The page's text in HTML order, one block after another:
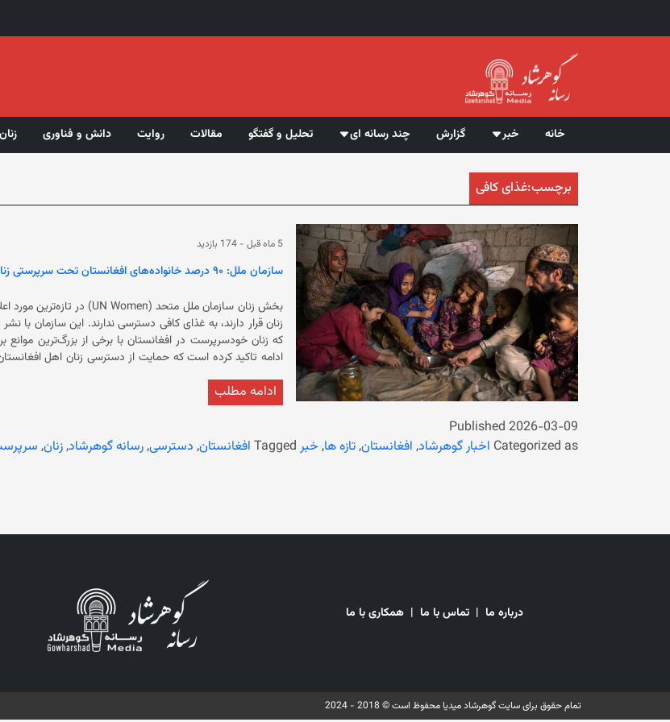
خانه خبر گزارش چند رسانه ای تحلیل و گفتگو مقالات روایت دانش و فناوری زنان
برچسب:غذای کافی
5 ماه قبل - 174 بازدید
سازمان ملل: ۹۰ درصد خانواده‌های افغانستان تحت سرپرستی زنان به غذای کافی دسترسی ندارند
زنان قرار دارند، به
ادامه تاکید کرده است که حمایت از دسترسی زنان اهل
گرسنگی و نبود مواد غذایی کافی روبرو هستند.
ادامه مطلب
Published 2026-03-09
Categorized as اخبار گوهرشاد, افغانستان,تازه ها, خبر Tagged افغانستان, دسترسی,رسانه گوهرشاد,زنان,
درباره ما | تماس با ما | همکاری با ما
تمام حقوق برای سایت گوهرشاد میدیا محفوظ است © 2018 - 2024